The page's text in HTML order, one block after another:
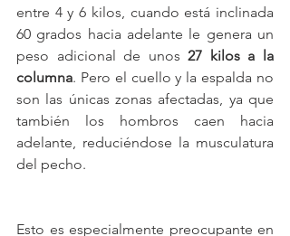
entre 4 y 6 kilos, cuando está inclinada
60 grados hacia adelante le genera un
peso adicional de unos 27 kilos a la
columna. Pero el cuello y la espalda no
son las únicas zonas afectadas, ya que
también los hombros caen hacia
adelante, reduciéndose la musculatura
del pecho.
Esto es especialmente preocupante en